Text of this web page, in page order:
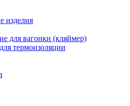
изделия
для вагонки (кляймер)
термоизоляции